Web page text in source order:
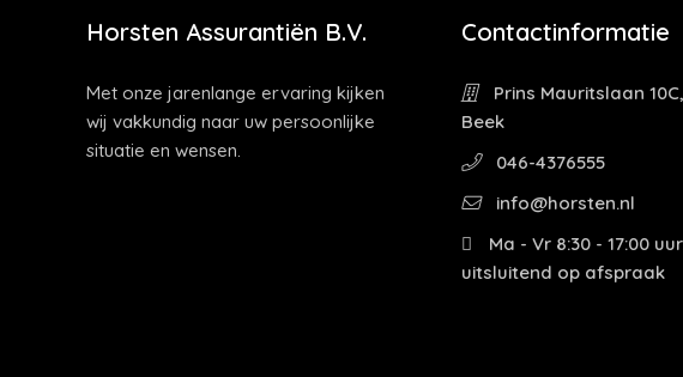
Horsten Assurantiën B.V.
Met onze jarenlange ervaring kijken
wij vakkundig naar uw persoonlijke
situatie en wensen.
Contactinformatie
Prins Mauritslaan 10C,
Beek
046-4376555
info@horsten.nl
Ma - Vr 8:30 - 17:00
uitsluitend op afspraak